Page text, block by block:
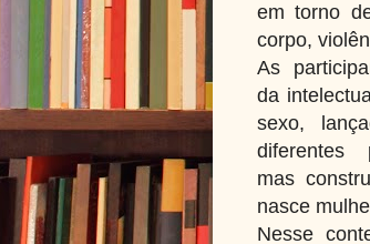
em torno
corpo,
As
da
sexo,
mas
nasce
Nesse